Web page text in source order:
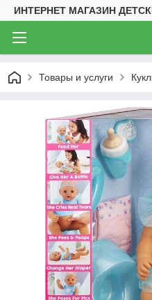
ИНТЕРНЕТ МАГАЗИН
Товары и услуги